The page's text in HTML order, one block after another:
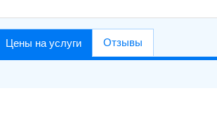
Цены на услуги Отзывы